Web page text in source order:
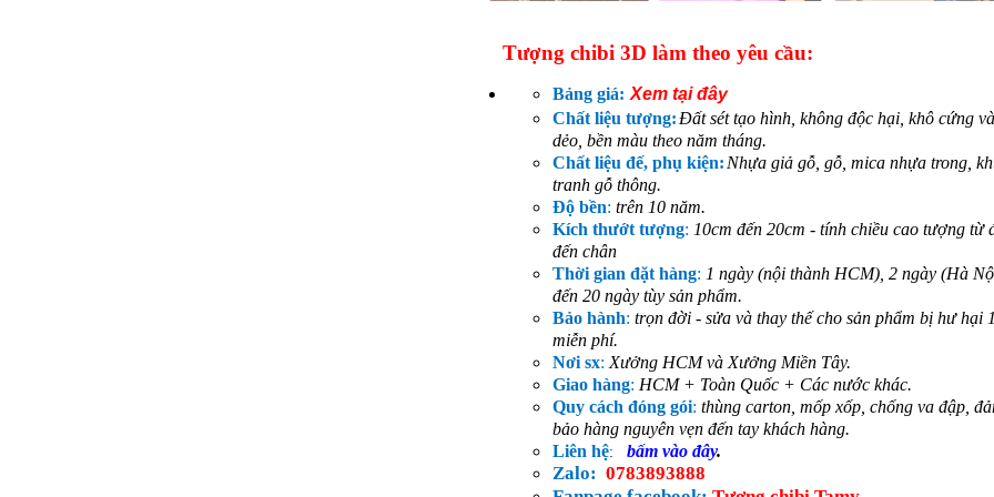
Tượng chibi 3D làm theo yêu cầu:
Bảng giá: Xem tại đây
Chất liệu tượng:Đất sét tạo hình, không độc hại, khô cứng và
dẻo, bền màu theo năm tháng.
Chất liệu đế, phụ kiện: Nhựa giả gỗ, gỗ, mica nhựa trong,
tranh gỗ thông.
Độ bền: trên 10 năm.
Kích thướt tượng: 10cm đến 20cm - tính chiều cao tượng từ
đến chân
Thời gian đặt hàng: 1 ngày (nội thành HCM), 2 ngày (Hà
đến 20 ngày tùy sản phẩm.
Bảo hành: trọn đời - sửa và thay thế cho sản phẩm bị hư hại
miễn phí.
Nơi sx: Xưởng HCM và Xưởng Miền Tây.
Giao hàng: HCM + Toàn Quốc + Các nước khác.
Quy cách đóng gói: thùng carton, mốp xốp, chống va đập,
bảo hàng nguyên vẹn đến tay khách hàng.
Liên hệ: bấm vào đây.
Zalo: 0783893888